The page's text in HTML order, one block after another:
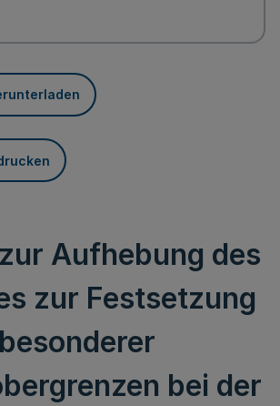
Aufhebung des
zur Festsetzung
besonderer
bei der